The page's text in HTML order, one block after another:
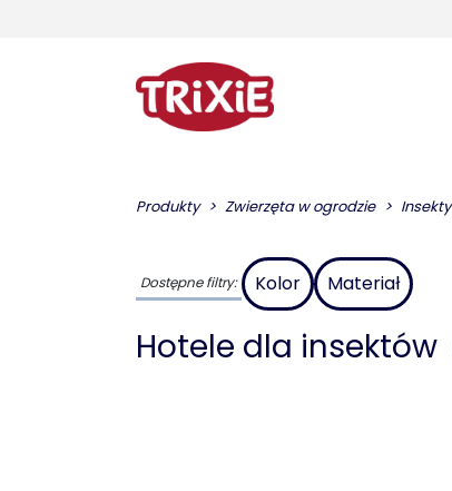
Produkty Zwierzęta w ogrodzie Insekty
Dostępne filtry: Kolor Materiał
Hotele dla insektów